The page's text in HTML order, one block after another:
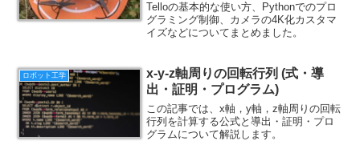
Telloの基本的な使い方、Pythonでのプロ
グラミング制御、カメラの4K化カスタマ
イズなどについてまとめました。
ロボット工学
x-y-z軸周りの回転行列 (式・導
出・証明・プログラム)
この記事では、x軸，y軸，z軸周りの回転
行列を計算する公式と導出・証明・プロ
グラムについて解説します。